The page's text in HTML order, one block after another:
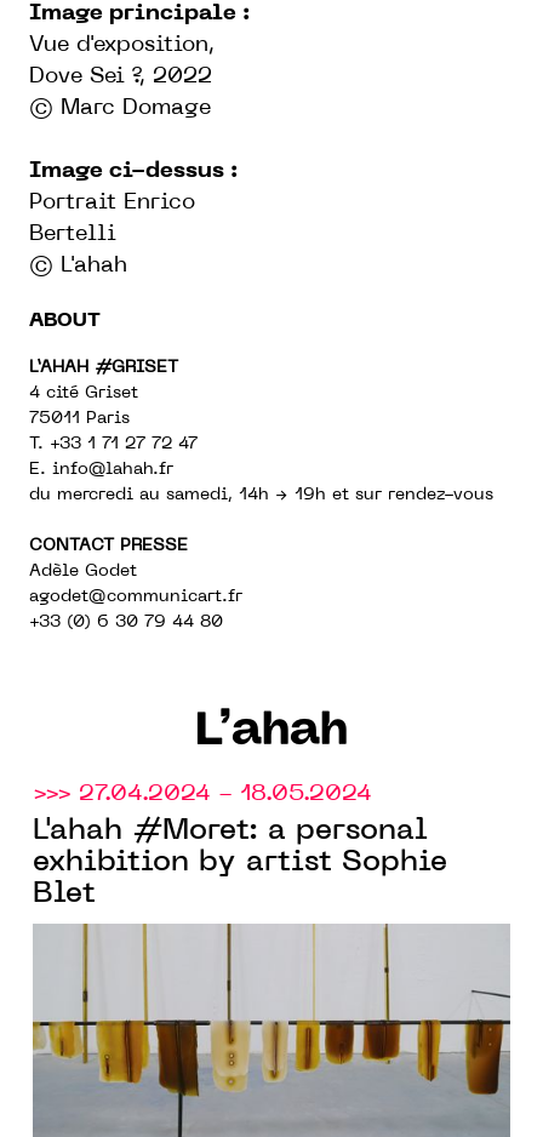
Image principale :
Vue d'exposition,
Dove Sei ?, 2022
© Marc Domage
Image ci-dessus :
Portrait Enrico
Bertelli
© L'ahah
ABOUT
L’AHAH #GRISET
4 cité Griset
75011 Paris
T. +33 1 71 27 72 47
E. info@lahah.fr
du mercredi au samedi, 14h → 19h et sur rendez-vous
CONTACT PRESSE
Adèle Godet
agodet@communicart.fr
+33 (0) 6 30 79 44 80
L’ahah
>>> 27.04.2024 - 18.05.2024
L'ahah #Moret: a personal
exhibition by artist Sophie
Blet